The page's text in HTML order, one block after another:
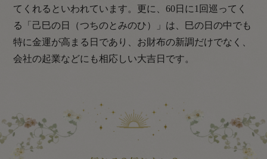
てくれるといわれています。更に、60日に1回巡ってく
る「己巳の日（つちのとみのひ）」は、巳の日の中でも
特に金運が高まる日であり、お財布の新調だけでなく、
会社の起業などにも相応しい大吉日です。